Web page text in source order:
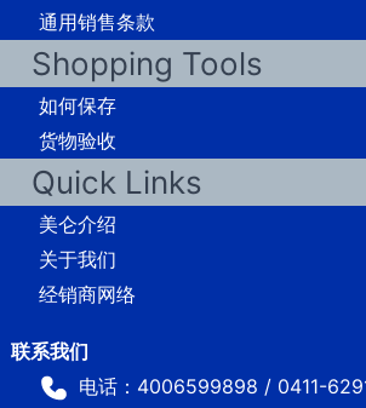
通用销售条款
Shopping Tools
如何保存
货物验收
Quick Links
美仑介绍
关于我们
经销商网络
电话：4006599898 / 0411-